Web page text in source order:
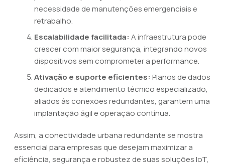
necessidade de manutenções emergenciais e
retrabalho.
Escalabilidade facilitada: A infraestrutura pode
crescer com maior segurança, integrando novos
dispositivos sem comprometer a performance.
Ativação e suporte eficientes: Planos de dados
dedicados e atendimento técnico especializado,
aliados às conexões redundantes, garantem uma
implantação ágil e operação contínua.
Assim, a conectividade urbana redundante se mostra
essencial para empresas que desejam maximizar a
eficiência, segurança e robustez de suas soluções IoT,